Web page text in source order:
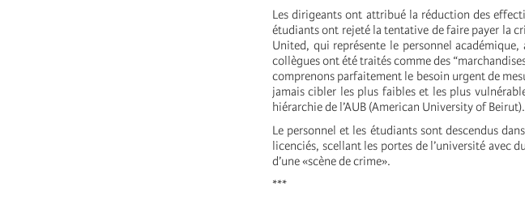
Les dirigeants ont attribué la réduction des
étudiants ont rejeté la tentative de faire payer la
United, qui représente le personnel
collègues ont été traités comme des
comprenons parfaitement le besoin urgent de
jamais cibler les plus faibles et les plus
hiérarchie de l’AUB (American University of
Le personnel et les étudiants sont descendus
licenciés, scellant les portes de l’université avec
d’une «scène de crime».
***